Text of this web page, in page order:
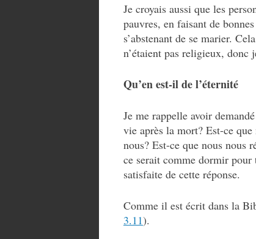
Je croyais aussi que les
pauvres, en faisant de
s’abstenant de se marier.
n’étaient pas religieux, donc
Qu’en est-il de l’éternité
Je me rappelle avoir
vie après la mort? Est-ce que
nous? Est-ce que nous nous
ce serait comme dormir pour
satisfaite de cette réponse.
Comme il est écrit dans la
3.11).